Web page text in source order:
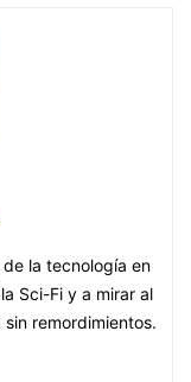
la tecnología en
Sci-Fi y a mirar al
remordimientos.